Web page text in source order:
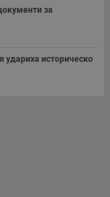
за
удариха историческо